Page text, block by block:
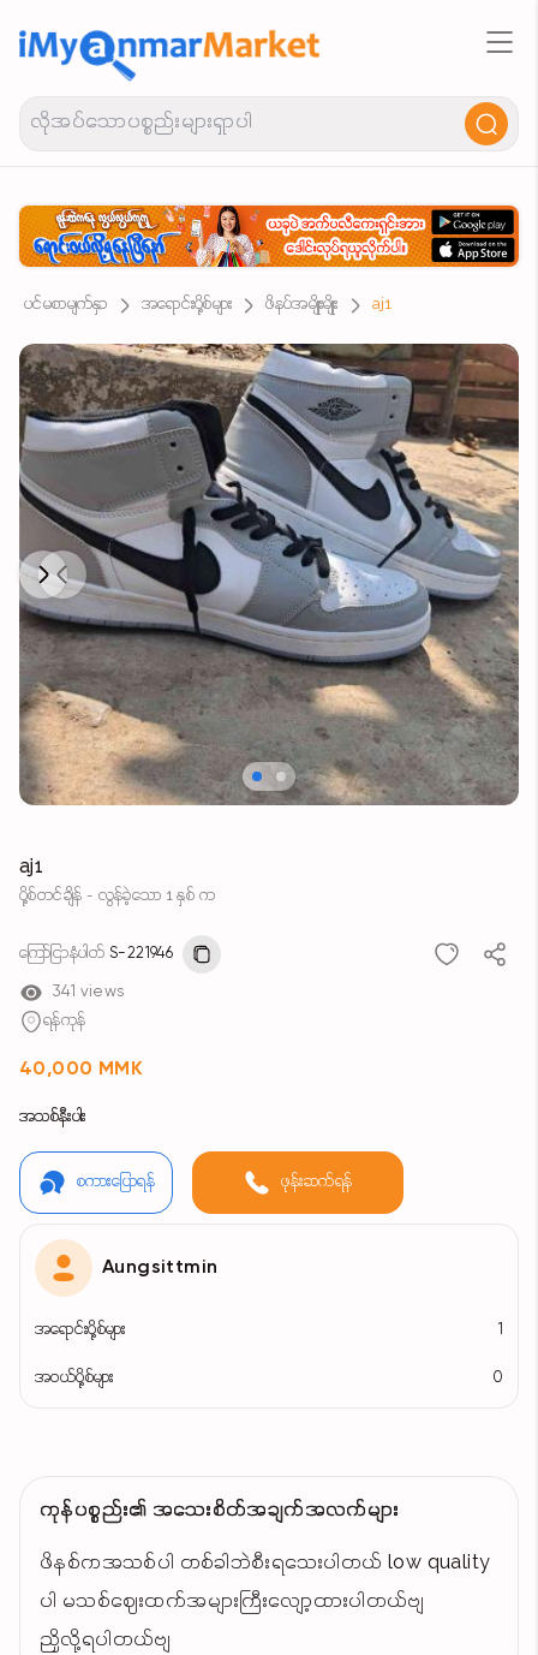
ပင်မစာမျက်နှာ အရောင်းပို့စ်များ ဖိနပ်အမျိုးမျိုး aj1
Previous
Next
aj1
ပို့စ်တင်ချိန် - လွန်ခဲ့သော 1 နှစ် က
ကြော်ငြာနံပါတ် S-221946
341 views
ရန်ကုန်
40,000 MMK
အသစ်နီးပါး
စကားပြောရန် ဖုန်းဆက်ရန်
Aungsittmin
အရောင်းပို့စ်များ
အဝယ်ပို့စ်များ 0
ကုန်ပစ္စည်း၏ အသေးစိတ်အချက်အလက်များ
ဖိနစ်ကအသစ်ပါ တစ်ခါဘဲစီးရသေးပါတယ် low quality
ပါ မသစ်ဈေးထက်အများကြီးလျော့ထားပါတယ်ဗျ
ညှိလို့ရပါတယ်ဗျ